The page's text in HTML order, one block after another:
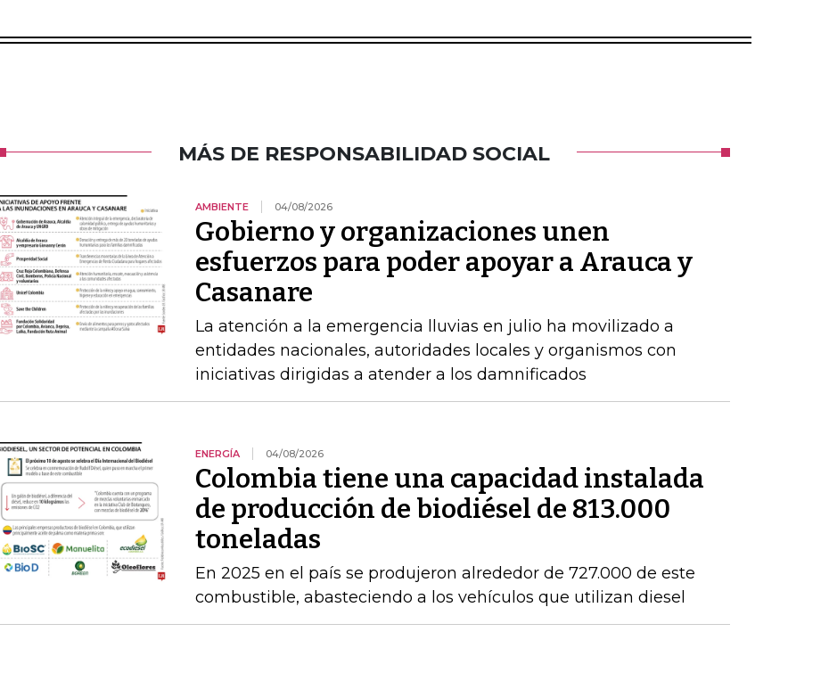
MÁS DE RESPONSABILIDAD SOCIAL
AMBIENTE 04/08/2026
Gobierno y organizaciones unen
esfuerzos para poder apoyar a Arauca y
Casanare
La atención a la emergencia lluvias en julio ha movilizado a
entidades nacionales, autoridades locales y organismos con
iniciativas dirigidas a atender a los damnificados
ENERGÍA 04/08/2026
Colombia tiene una capacidad instalada
de producción de biodiésel de 813.000
toneladas
En 2025 en el país se produjeron alrededor de 727.000 de este
combustible, abasteciendo a los vehículos que utilizan diesel